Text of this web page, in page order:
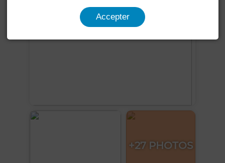
+27 PHOTOS
Accepter